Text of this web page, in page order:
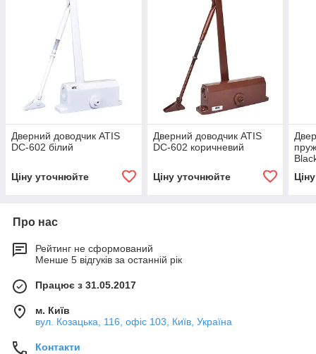
Дверний доводчик ATIS
DC-602 білий
Ціну уточнюйте
Дверний доводчик ATIS
DC-602 коричневий
Ціну уточнюйте
Про нас
Рейтинг не сформований
Менше 5 відгуків за останній рік
Працює з 31.05.2017
м. Київ
вул. Козацька, 116, офіс 103, Київ, Україна
Контакти